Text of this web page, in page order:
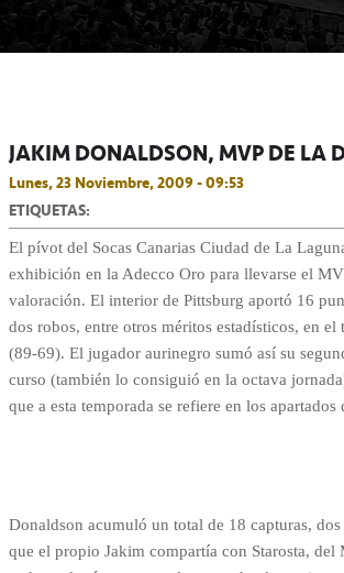
JAKIM DONALDSON, MVP DE LA
Lunes, 23 Noviembre, 2009 - 09:53
ETIQUETAS:
El pívot del Socas Canarias Ciudad de La
exhibición en la Adecco Oro para llevarse el
valoración. El interior de Pittsburg aportó 16
dos robos, entre otros méritos estadísticos, en
(89-69). El jugador aurinegro sumó así su
curso (también lo consiguió en la octava
que a esta temporada se refiere en los apartados
Donaldson acumuló un total de 18 capturas,
que el propio Jakim compartía con Starosta, del